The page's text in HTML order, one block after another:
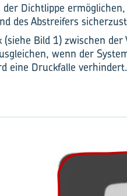
Dichtlippe
des Abstreifers
(siehe Bild 1) zwischen
wenn der
eine Druckfalle verhindert.